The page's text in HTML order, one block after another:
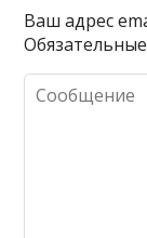
Ваш адрес